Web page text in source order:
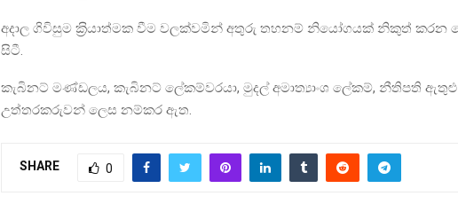
අදාල ගිවිසුම ක‍්‍රියාත්මක වීම වලක්වමින් අතුරු තහනම් නියෝගයක් නිකුත් කරන
සිටී.
කැබිනට් මණ්ඩලය, කැබිනට් ලේකම්වරයා, මුදල් අමාත්‍යාංශ ලේකම්, නීතිපති
උත්තරකරුවන් ලෙස නම්කර ඇත.
SHARE 0